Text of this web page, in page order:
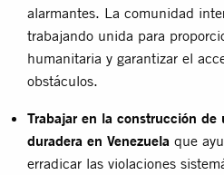
alarmantes. La comunidad
trabajando unida para
humanitaria y garantizar el
obstáculos.
Trabajar en la construcción de
duradera en Venezuela que
erradicar las violaciones